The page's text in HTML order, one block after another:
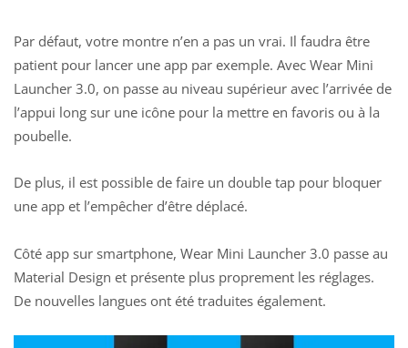
Par défaut, votre montre n’en a pas un vrai. Il faudra être
patient pour lancer une app par exemple. Avec Wear Mini
Launcher 3.0, on passe au niveau supérieur avec l’arrivée de
l’appui long sur une icône pour la mettre en favoris ou à la
poubelle.
De plus, il est possible de faire un double tap pour bloquer
une app et l’empêcher d’être déplacé.
Côté app sur smartphone, Wear Mini Launcher 3.0 passe au
Material Design et présente plus proprement les réglages.
De nouvelles langues ont été traduites également.